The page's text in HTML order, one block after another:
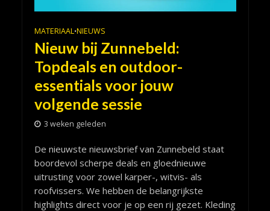
MATERIAAL•NIEUWS
Nieuw bij Zunnebeld:
Topdeals en outdoor-
essentials voor jouw
volgende sessie
3 weken geleden
De nieuwste nieuwsbrief van Zunnebeld staat
boordevol scherpe deals en gloednieuwe
uitrusting voor zowel karper-, witvis- als
roofvissers. We hebben de belangrijkste
highlights direct voor je op een rij gezet. Kleding